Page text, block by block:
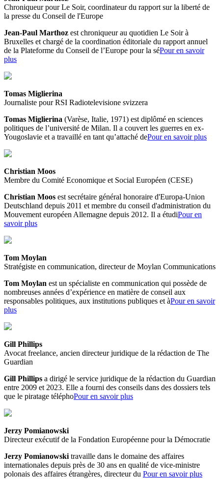
Chroniqueur pour Le Soir, coordinateur du rapport sur la liberté de
la presse du Conseil de l'Europe
Jean-Paul Marthoz est chroniqueur au quotidien Le Soir à
Bruxelles et chargé de la coordination éditoriale du rapport annuel
de la Plateforme du Conseil de l’Europe pour la séPour en savoir
plus
Tomas Miglierina
Journaliste pour RSI Radiotelevisione svizzera
Tomas Miglierina (Varèse, Italie, 1971) est diplômé en sciences
politiques de l’université de Milan. Il a couvert les guerres en ex-
Yougoslavie et a travaillé en tant qu’attaché dePour en savoir plus
Christian Moos
Membre du Comité Economique et Social Européen (CESE)
Christian Moos est secrétaire général honoraire d'Europa-Union
Deutschland depuis 2011 et membre du conseil d'administration du
Mouvement européen Allemagne depuis 2012. Il a étudiPour en
savoir plus
Tom Moylan
Stratégiste en communication, directeur de Moylan Communications
Tom Moylan est un spécialiste en communication qui possède de
nombreuses années d’expérience en matière de conseil aux
responsables politiques, aux institutions publiques et àPour en savoir
plus
Gill Phillips
Avocat freelance, ancien directeur juridique de la rédaction de The
Guardian
Gill Phillips a dirigé le service juridique de la rédaction du Guardian
entre 2009 et 2023. Elle a fourni des conseils dans des dossiers tels
que le piratage téléphoPour en savoir plus
Jerzy Pomianowski
Directeur exécutif de la Fondation Européenne pour la Démocratie
Jerzy Pomianowski travaille dans le domaine des affaires
internationales depuis près de 30 ans en qualité de vice-ministre
polonais des affaires étrangères, directeur du Pour en savoir plus